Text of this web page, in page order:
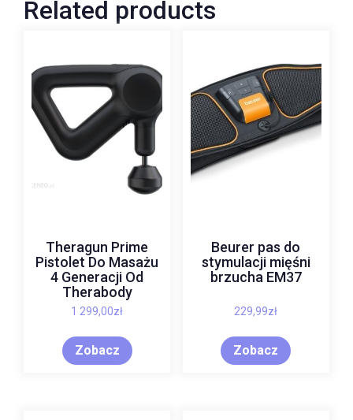
Related products
Theragun Prime
Pistolet Do Masażu
4 Generacji Od
Therabody
1 299,00zł
Zobacz
Beurer pas do
stymulacji mięśni
brzucha EM37
229,99zł
Zobacz